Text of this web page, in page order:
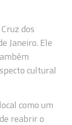
dos
Janeiro. Ele
cultural
como um
reabrir o